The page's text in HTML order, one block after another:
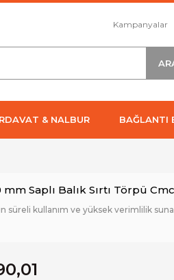
Kampanyalar
& NALBUR BAĞLANTI
mm Saplı Balık Sırtı Törpü
süreli kullanım ve yüksek verimlilik